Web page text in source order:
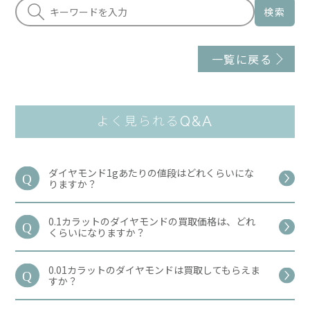
検索
一覧に戻る
よく見られる Q&A
ダイヤモンド1gあたりの値段はどれくらいにな
りますか？
0.1カラットのダイヤモンドの買取価格は、どれ
くらいになりますか？
0.01カラットのダイヤモンドは買取してもらえま
すか？